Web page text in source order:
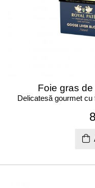
Foie gras
Delicatesă gourmet